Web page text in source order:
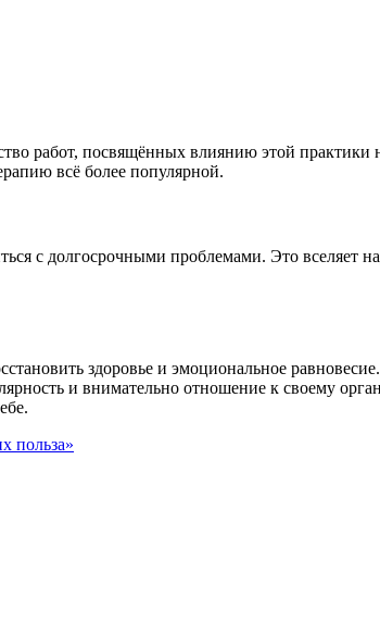
работ, посвящённых влиянию этой практики
всё более популярной.
с долгосрочными проблемами. Это вселяет
здоровье и эмоциональное
и внимательно отношение к своему
польза»